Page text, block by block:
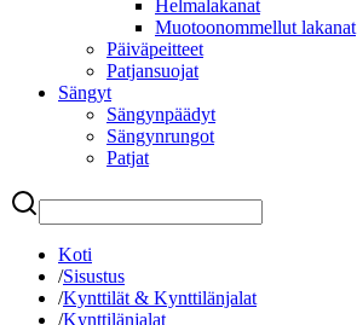
Helmalakanat
Muotoonommellut lakanat
Päiväpeitteet
Patjansuojat
Sängyt
Sängynpäädyt
Sängynrungot
Patjat
Etsi
Koti
/Sisustus
/Kynttilät & Kynttilänjalat
/Kynttilänjalat